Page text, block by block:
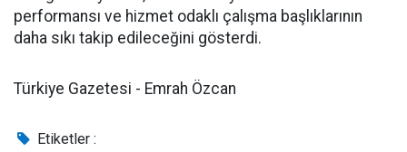
performansı ve hizmet odaklı çalışma başlıklarının
daha sıkı takip edileceğini gösterdi.
Türkiye Gazetesi - Emrah Özcan
Etiketler :